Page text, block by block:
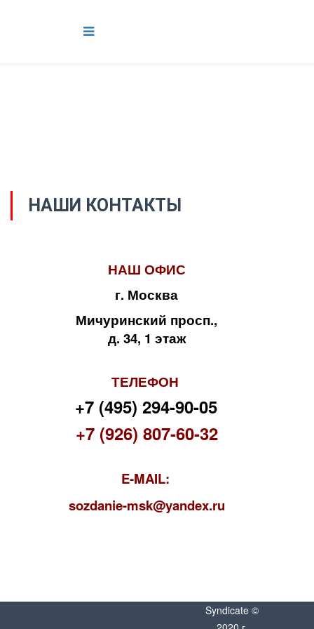
НАШИ КОНТАКТЫ
НАШ ОФИС
г. Москва
Мичуринский просп.,
д. 34, 1 этаж
ТЕЛЕФОН
+7 (495) 294-90-05
+7 (926) 807-60-32
E-MAIL:
sozdanie-msk@yandex.ru
Syndicate ©